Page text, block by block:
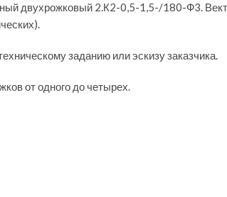
двухрожковый 2.К2-0,5-1,5-/180-Ф3.
заданию или эскизу заказчика.
от одного до четырех.